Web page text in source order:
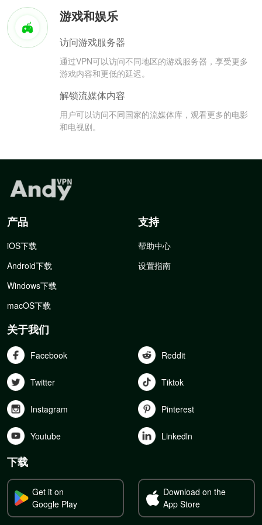
游戏和娱乐
访问游戏服务器
通过VPN可以访问不同地区的游戏服务器，享受更多
游戏内容和更低的延迟。
解锁流媒体内容
用户可以访问不同国家的流媒体库，观看更多的电影
和电视剧。
产品
iOS下载
Android下载
Windows下载
macOS下载
支持
帮助中心
设置指南
关于我们
Facebook Reddit
Twitter Tiktok
Instagram Pinterest
Youtube Linkedln
下载
Get it on
Google Play
Download on the
App Store